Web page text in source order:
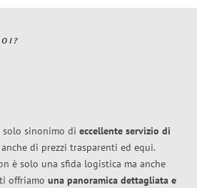
solo sinonimo di eccellente servizio di
anche di prezzi trasparenti ed equi.
è solo una sfida logistica ma anche
offriamo una panoramica dettagliata e